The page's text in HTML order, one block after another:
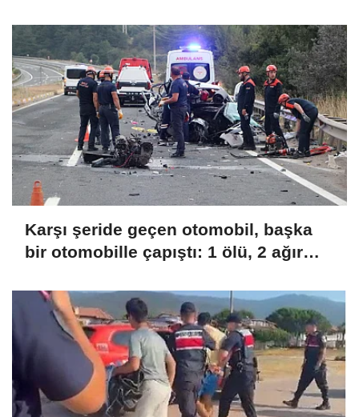
Karşı şeride geçen otomobil, başka
bir otomobille çapıştı: 1 ölü, 2 ağır